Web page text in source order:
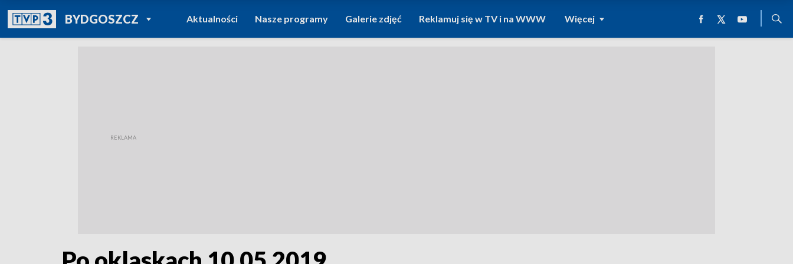
BYDGOSZCZPOWRÓT DO
TVP REGIONY
Aktualności Nasze programy Galerie zdjęć Reklamuj się w TV i na WWW Więcej